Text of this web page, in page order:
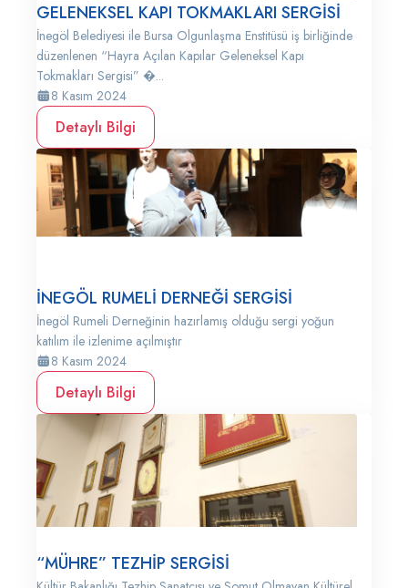
GELENEKSEL KAPI TOKMAKLARI SERGİSİ
İnegöl Belediyesi ile Bursa Olgunlaşma Enstitüsü iş birliğinde
düzenlenen “Hayra Açılan Kapılar Geleneksel Kapı
Tokmakları Sergisi” �...
8 Kasım 2024
Detaylı Bilgi
İNEGÖL RUMELİ DERNEĞİ SERGİSİ
İnegöl Rumeli Derneğinin hazırlamış olduğu sergi yoğun
katılım ile izlenime açılmıştır
8 Kasım 2024
Detaylı Bilgi
“MÜHRE” TEZHİP SERGİSİ